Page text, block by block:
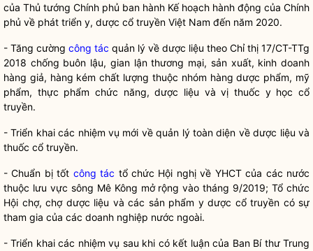
của Thủ tướng Chính phủ ban hành Kế hoạch hành động của Chính
phủ về phát triển y, dược cổ truyền Việt Nam đến năm 2020.
- Tăng cường công tác quản lý về dược liệu theo Chỉ thị 17/CT-TTg
2018 chống buôn lậu, gian lận thương mại, sản xuất, kinh doanh
hàng giả, hàng kém chất lượng thuộc nhóm hàng dược phẩm, mỹ
phẩm, thực phẩm chức năng, dược liệu và vị thuốc y học cổ
truyền.
- Triển khai các nhiệm vụ mới về quản lý toàn diện về dược liệu và
thuốc cổ truyền.
- Chuẩn bị tốt công tác tổ chức Hội nghị về YHCT của các nước
thuộc lưu vực sông Mê Kông mở rộng vào tháng 9/2019; Tổ chức
Hội chợ, chợ dược liệu và các sản phẩm y dược cổ truyền có sự
tham gia của các doanh nghiệp nước ngoài.
- Triển khai các nhiệm vụ sau khi có kết luận của Ban Bí thư Trung